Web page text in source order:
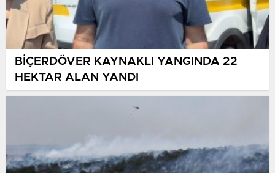
Paris Saint Germain
18:00
Manchester United
BUGÜN
Atalanta
BUGÜN
BİÇERDÖVER KAYNAKLI YANGINDA 22
HEKTAR ALAN YANDI